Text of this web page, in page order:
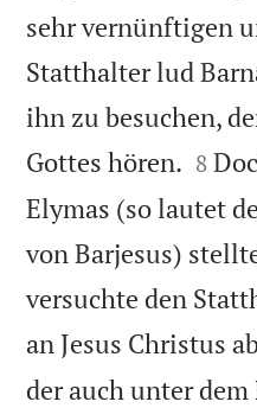
sehr vernünftigen
Statthalter lud
ihn zu besuchen,
Gottes hören. 

8
Elymas (so lautet
von Barjesus)
versuchte den
an Jesus Christus
der auch unter